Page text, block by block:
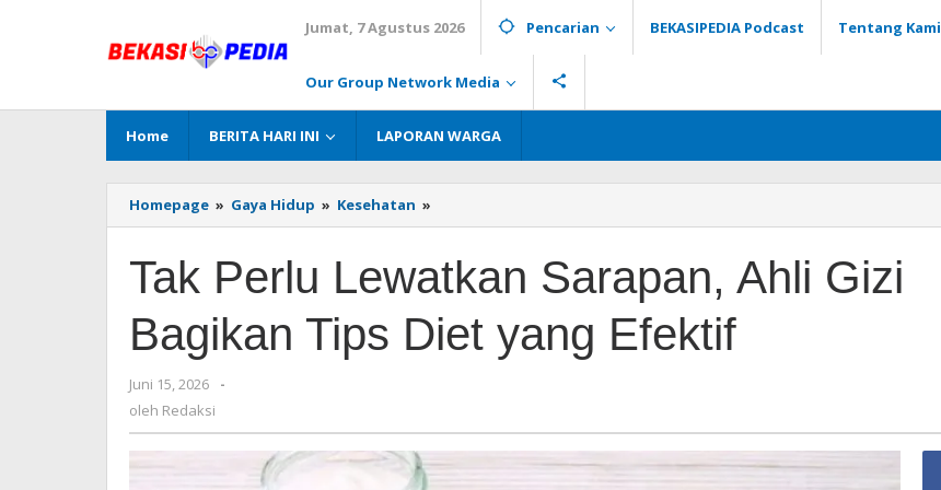
Jumat, 7 Agustus 2026 Pencarian BEKASIPEDIA Podcast Tentang Kami
Our Group Network Media
Home BERITA HARI INI LAPORAN WARGA
Homepage » Gaya Hidup » Kesehatan »
Perlu
Sarapan,
Ahli
Bagikan
Tips
Tak Perlu Lewatkan Sarapan, Ahli Gizi
Bagikan Tips Diet yang Efektif
Juni 15, 2026
oleh
-
oleh Redaksi